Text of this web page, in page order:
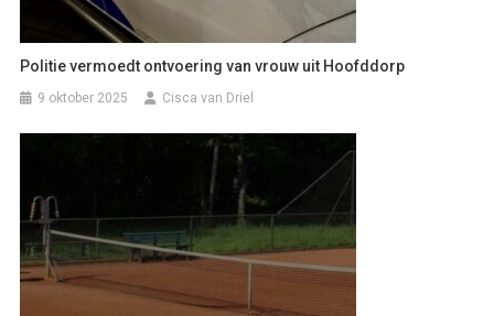
Politie vermoedt ontvoering van vrouw uit Hoofddorp
9 oktober 2025 Cisca van Driel